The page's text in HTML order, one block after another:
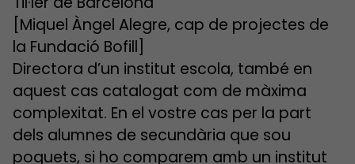
[Miquel Àngel Alegre, cap de projectes de
la Fundació Bofill]
Directora d’un institut escola, també en
aquest cas catalogat com de màxima
complexitat. En el vostre cas per la part
dels alumnes de secundària que sou
poquets, si ho comparem amb un institut